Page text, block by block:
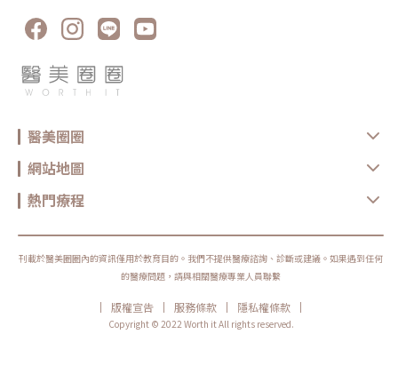
醫美圈圈
網站地圖
熱門療程
刊載於醫美圈圈內的資訊僅用於教育目的。我們不提供醫療諮詢、診斷或建議。如果遇到任何
的醫療問題，請與相關醫療專業人員聯繫
| 版權宣告 | 服務條款 | 隱私權條款
|
Copyright © 2022 Worth it All rights reserved.